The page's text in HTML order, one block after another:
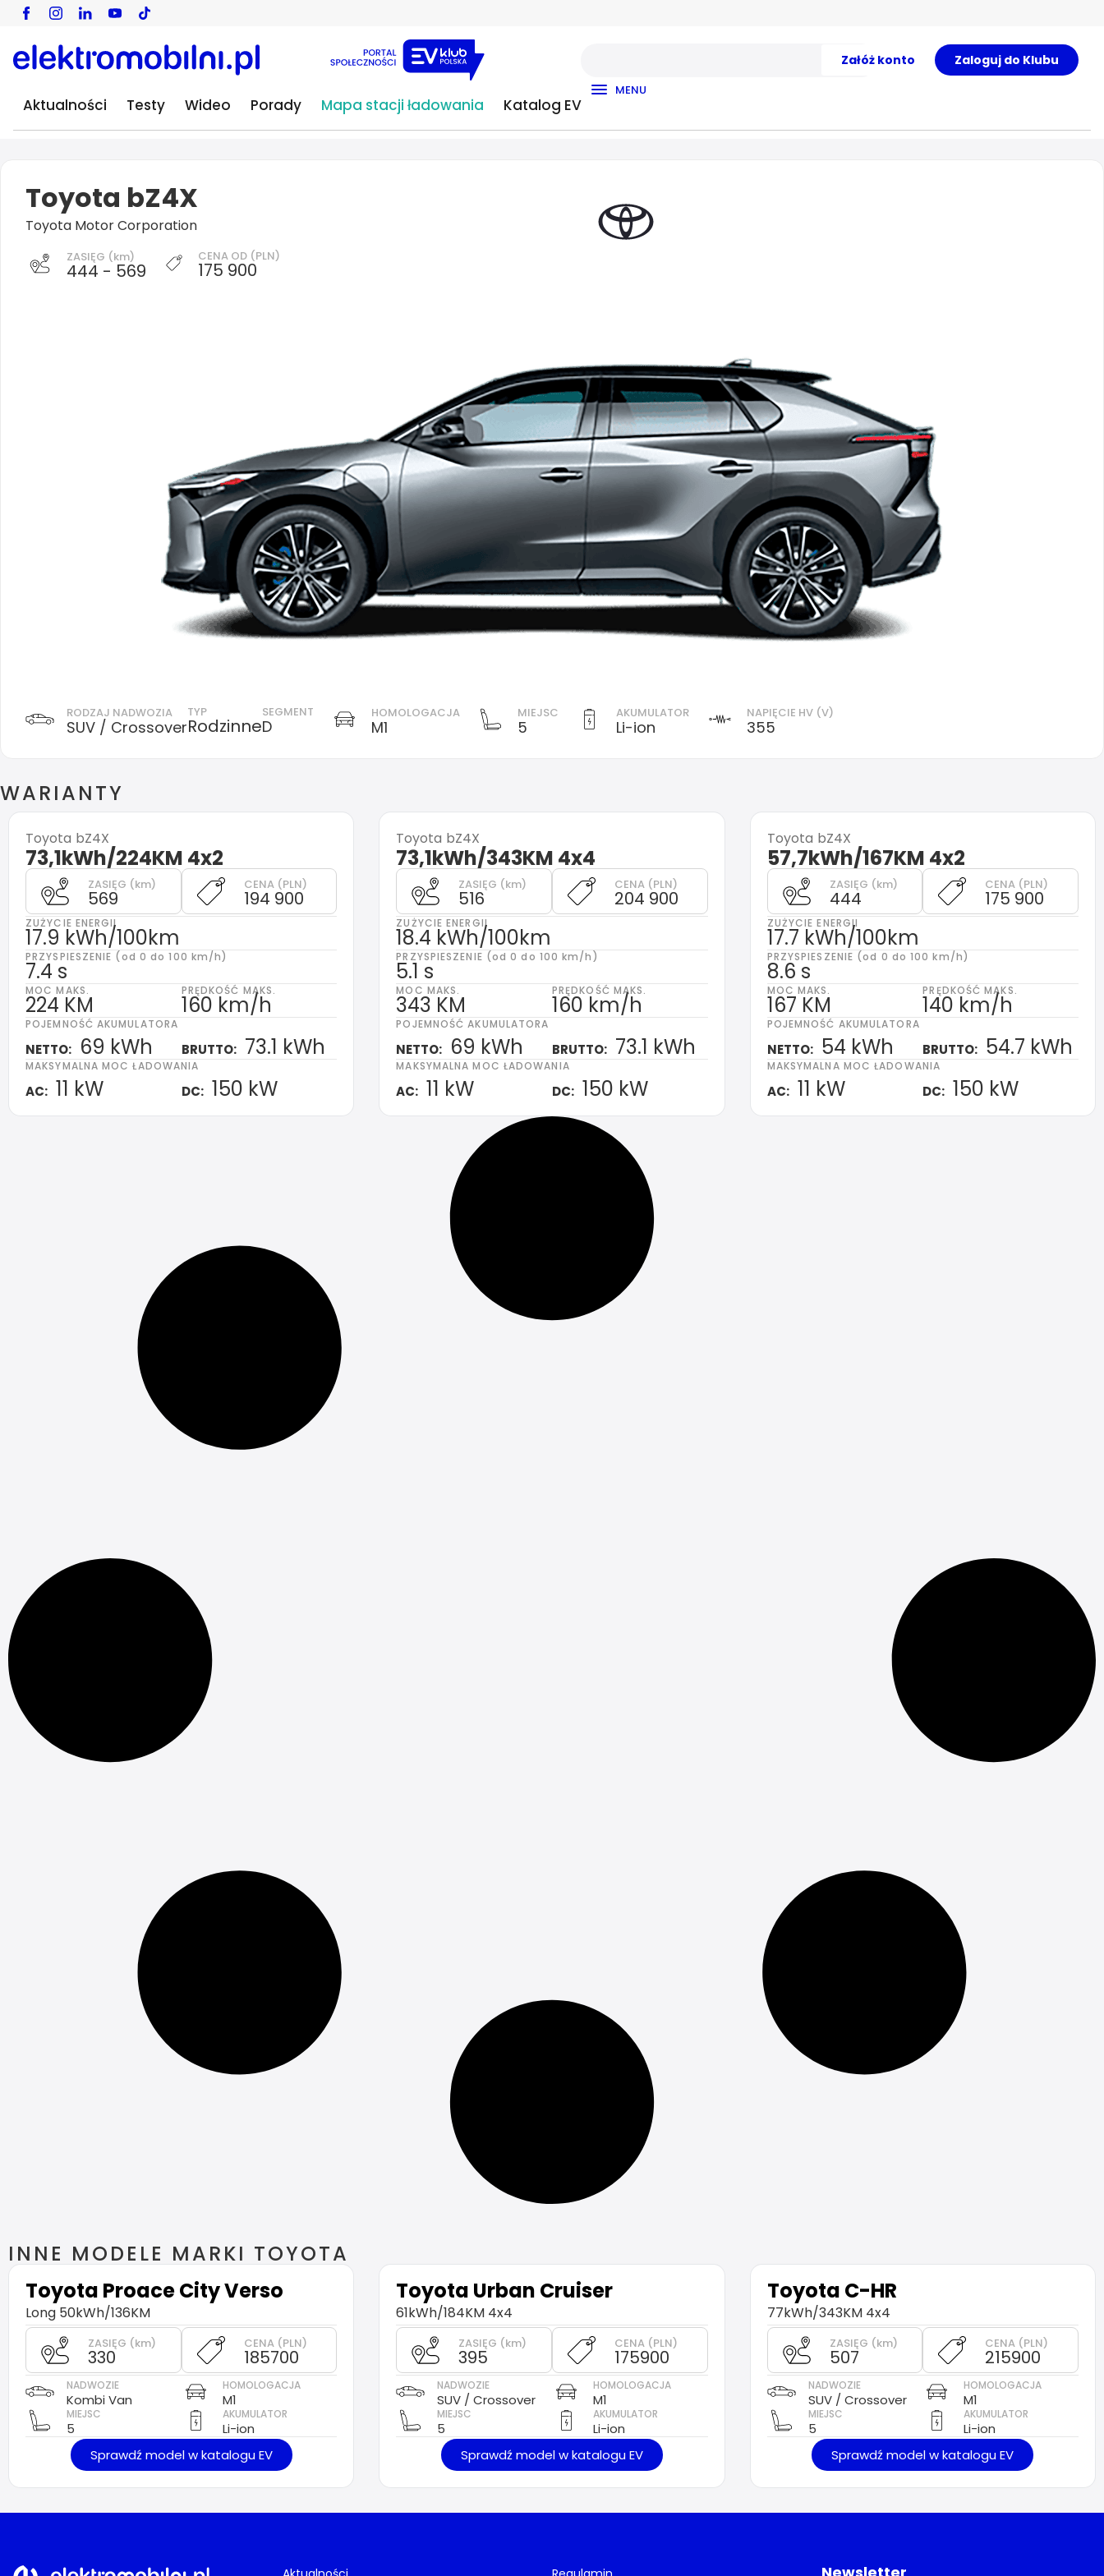
Załóż konto Zaloguj do Klubu
Aktualności Testy Wideo Porady Mapa stacji ładowania Katalog EV
MENU
Toyota bZ4X
Toyota Motor Corporation
ZASIĘG (km)
444 - 569
CENA OD (PLN)
175 900
RODZAJ NADWOZIA
SUV / Crossover
TYP
Rodzinne
SEGMENT
D
HOMOLOGACJA
M1
MIEJSC
5
AKUMULATOR
Li-ion
NAPIĘCIE HV (V)
355
WARIANTY
Toyota bZ4X
73,1kWh/224KM 4x2
ZASIĘG (km)
569
CENA (PLN)
194 900
ZUŻYCIE ENERGII
17.9 kWh/100km
PRZYSPIESZENIE (od 0 do 100 km/h)
7.4 s
MOC MAKS.
224 KM
PRĘDKOŚĆ MAKS.
160 km/h
POJEMNOŚĆ AKUMULATORA
NETTO: 69 kWh BRUTTO: 73.1 kWh
MAKSYMALNA MOC ŁADOWANIA
AC: 11 kW DC: 150 kW
Toyota bZ4X
73,1kWh/343KM 4x4
ZASIĘG (km)
516
CENA (PLN)
204 900
ZUŻYCIE ENERGII
18.4 kWh/100km
PRZYSPIESZENIE (od 0 do 100 km/h)
5.1 s
MOC MAKS.
343 KM
PRĘDKOŚĆ MAKS.
160 km/h
POJEMNOŚĆ AKUMULATORA
NETTO: 69 kWh BRUTTO: 73.1 kWh
MAKSYMALNA MOC ŁADOWANIA
AC: 11 kW DC: 150 kW
Toyota bZ4X
57,7kWh/167KM 4x2
ZASIĘG (km)
444
CENA (PLN)
175 900
ZUŻYCIE ENERGII
17.7 kWh/100km
PRZYSPIESZENIE (od 0 do 100 km/h)
8.6 s
MOC MAKS.
167 KM
PRĘDKOŚĆ MAKS.
140 km/h
POJEMNOŚĆ AKUMULATORA
NETTO: 54 kWh BRUTTO: 54.7 kWh
MAKSYMALNA MOC ŁADOWANIA
AC: 11 kW DC: 150 kW
INNE MODELE MARKI TOYOTA
Toyota Proace City Verso
Long 50kWh/136KM
ZASIĘG (km)
330
CENA (PLN)
185700
NADWOZIE
Kombi Van
HOMOLOGACJA
M1
MIEJSC
5
AKUMULATOR
Li-ion
Sprawdź model w katalogu EV
Toyota Urban Cruiser
61kWh/184KM 4x4
ZASIĘG (km)
395
CENA (PLN)
175900
NADWOZIE
SUV / Crossover
HOMOLOGACJA
M1
MIEJSC
5
AKUMULATOR
Li-ion
Sprawdź model w katalogu EV
Toyota C-HR
77kWh/343KM 4x4
ZASIĘG (km)
507
CENA (PLN)
215900
NADWOZIE
SUV / Crossover
HOMOLOGACJA
M1
MIEJSC
5
AKUMULATOR
Li-ion
Sprawdź model w katalogu EV